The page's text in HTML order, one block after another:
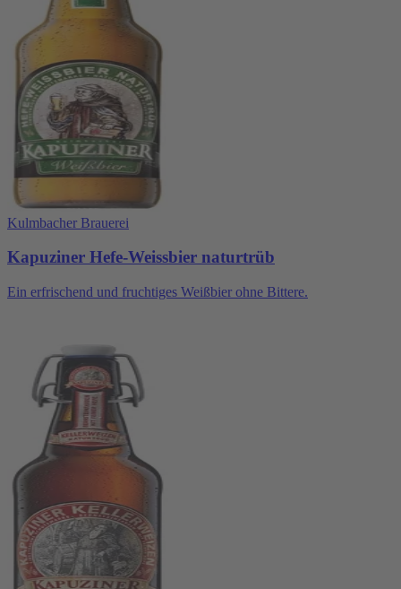
Kulmbacher Brauerei
Kapuziner Hefe-Weissbier naturtrüb
Ein erfrischend und fruchtiges Weißbier ohne Bittere.